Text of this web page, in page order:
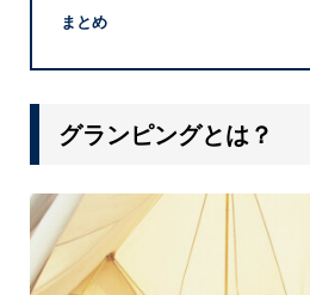
まとめ
グランピングとは？